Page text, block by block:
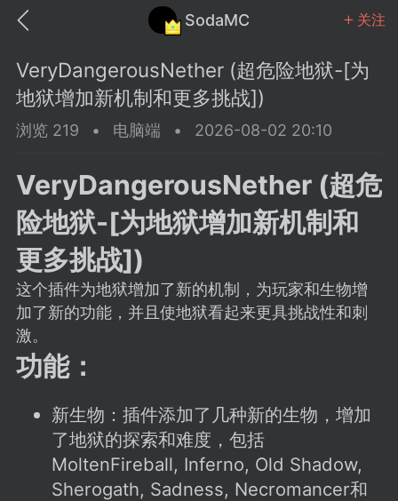
SodaMC 关注
中文社区 SodaMC
教程 材质 社区
11-27 02:06
议贴】SodaMC 的改进与建议 🧃
社区的建议&反馈板块，欢迎每
在这里畅所欲言，提出你对 社区功能、
、管理方式等方面 的任何想法！...
VeryDangerousNether (超危险地狱-[为
地狱增加新机制和更多挑战])
浏览 219 • 电脑端 • 2026-08-02 20:10
VeryDangerousNether (超危
险地狱-[为地狱增加新机制和
更多挑战])
这个插件为地狱增加了新的机制，为玩家和生物增
加了新的功能，并且使地狱看起来更具挑战性和刺
激。
功能：
新生物：插件添加了几种新的生物，增加
了地狱的探索和难度，包括
MoltenFireball, Inferno, Old Shadow,
Sherogath, Sadness, Necromancer和